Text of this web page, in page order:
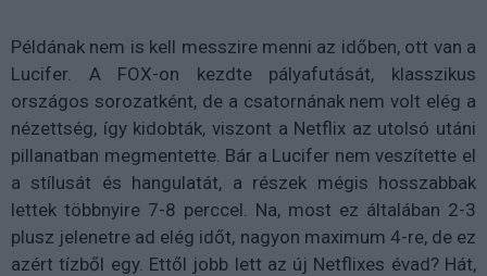
Példának nem is kell messzire menni az időben, ott van a
Lucifer. A FOX-on kezdte pályafutását, klasszikus
országos sorozatként, de a csatornának nem volt elég a
nézettség, így kidobták, viszont a Netflix az utolsó utáni
pillanatban megmentette. Bár a Lucifer nem veszítette el
a stílusát és hangulatát, a részek mégis hosszabbak
lettek többnyire 7-8 perccel. Na, most ez általában 2-3
plusz jelenetre ad elég időt, nagyon maximum 4-re, de ez
azért tízből egy. Ettől jobb lett az új Netflixes évad? Hát,